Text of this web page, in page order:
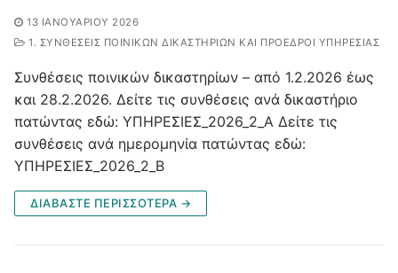
13 ΙΑΝΟΥΑΡΊΟΥ 2026
1. ΣΥΝΘΈΣΕΙΣ ΠΟΙΝΙΚΏΝ ΔΙΚΑΣΤΗΡΊΩΝ ΚΑΙ ΠΡΌΕΔΡΟΙ ΥΠΗΡΕΣΊΑΣ
Συνθέσεις ποινικών δικαστηρίων – από 1.2.2026 έως
και 28.2.2026. Δείτε τις συνθέσεις ανά δικαστήριο
πατώντας εδώ: ΥΠΗΡΕΣΙΕΣ_2026_2_Α Δείτε τις
συνθέσεις ανά ημερομηνία πατώντας εδώ:
ΥΠΗΡΕΣΙΕΣ_2026_2_Β
ΔΙΑΒΑΣΤΕ ΠΕΡΙΣΣΟΤΕΡΑ →